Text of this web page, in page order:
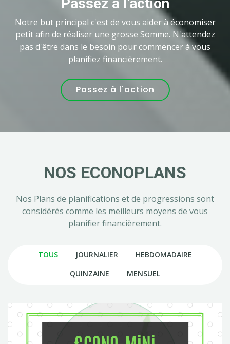
Passez à l'action
Notre but principal c'est de vous aider à économiser
petit afin de réaliser une grosse Somme. N'attendez
pas d'être dans le besoin pour commencer à vous
planifiez financièrement.
Passez à l'action
NOS ECONOPLANS
Nos Plans de planifications et de progressions sont
considérés comme les meilleurs moyens de vous
planifier financièrement.
TOUS JOURNALIER
HEBDOMADAIRE
QUINZAINE
MENSUEL